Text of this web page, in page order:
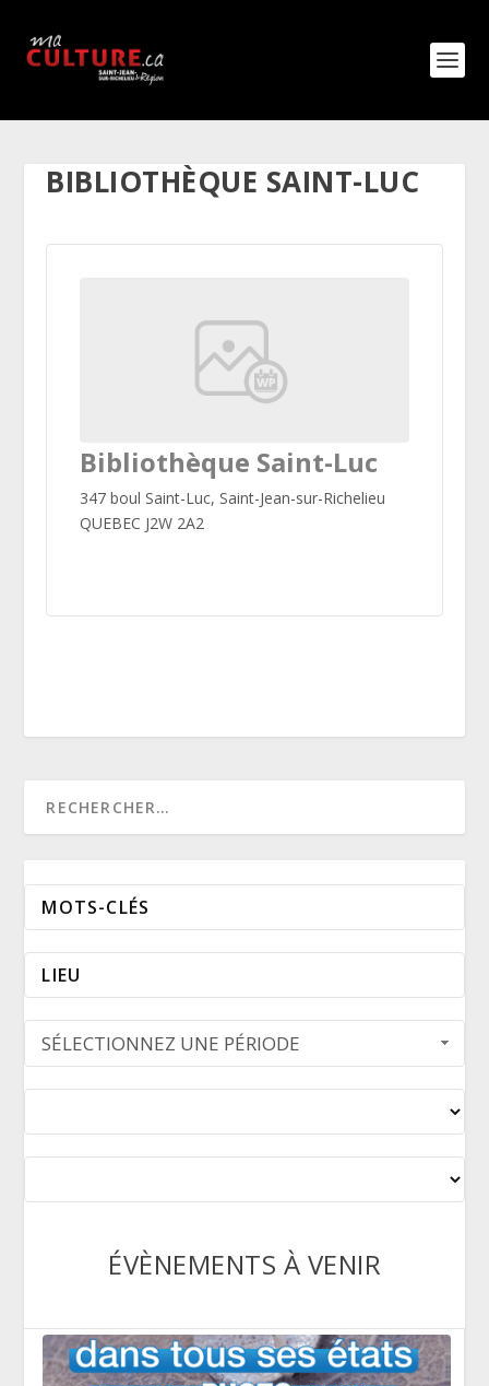
BIBLIOTHÈQUE SAINT-LUC
Bibliothèque Saint-Luc
347 boul Saint-Luc, Saint-Jean-sur-Richelieu
QUEBEC J2W 2A2
SÉLECTIONNEZ UNE PÉRIODE
ÉVÈNEMENTS À VENIR